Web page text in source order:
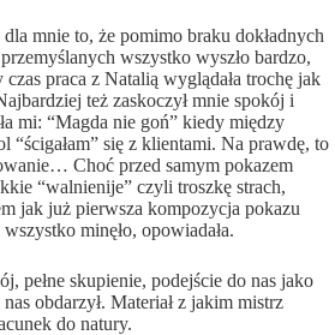
dla mnie to, że pomimo braku dokładnych
wszystko wyszło bardzo,
czas praca z Natalią wyglądała trochę jak
też zaskoczył mnie spokój i
mi: “Magda nie goń” kiedy między
“ścigałam” się z klientami. Na prawdę, to
Choć przed samym pokazem
“walnienije” czyli troszkę strach,
jak już pierwsza kompozycja pokazu
minęło, opowiadała.
pełne skupienie, podejście do nas jako
obdarzył. Materiał z jakim mistrz
do natury.